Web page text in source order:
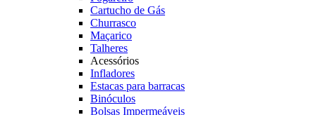
Cartucho de Gás
Churrasco
Maçarico
Talheres
Acessórios
Infladores
Estacas para barracas
Binóculos
Bolsas Impermeáveis